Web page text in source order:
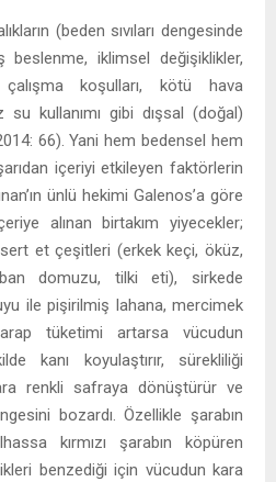
(beden sıvıları dengesinde
beslenme, iklimsel değişiklikler,
koşulları, kötü hava
su kullanımı gibi dışsal (doğal)
66). Yani hem bedensel hem
içeriyi etkileyen faktörlerin
ünlü hekimi Galenos’a göre
alınan birtakım yiyecekler;
sert et çeşitleri (erkek keçi, öküz,
domuzu, tilki eti), sirkede
ile pişirilmiş lahana, mercimek
tüketimi artarsa vücudun
kanı koyulaştırır, sürekliliği
renkli safraya dönüştürür ve
bozardı. Özellikle şarabın
kırmızı şarabın köpüren
benzediği için vücudun kara